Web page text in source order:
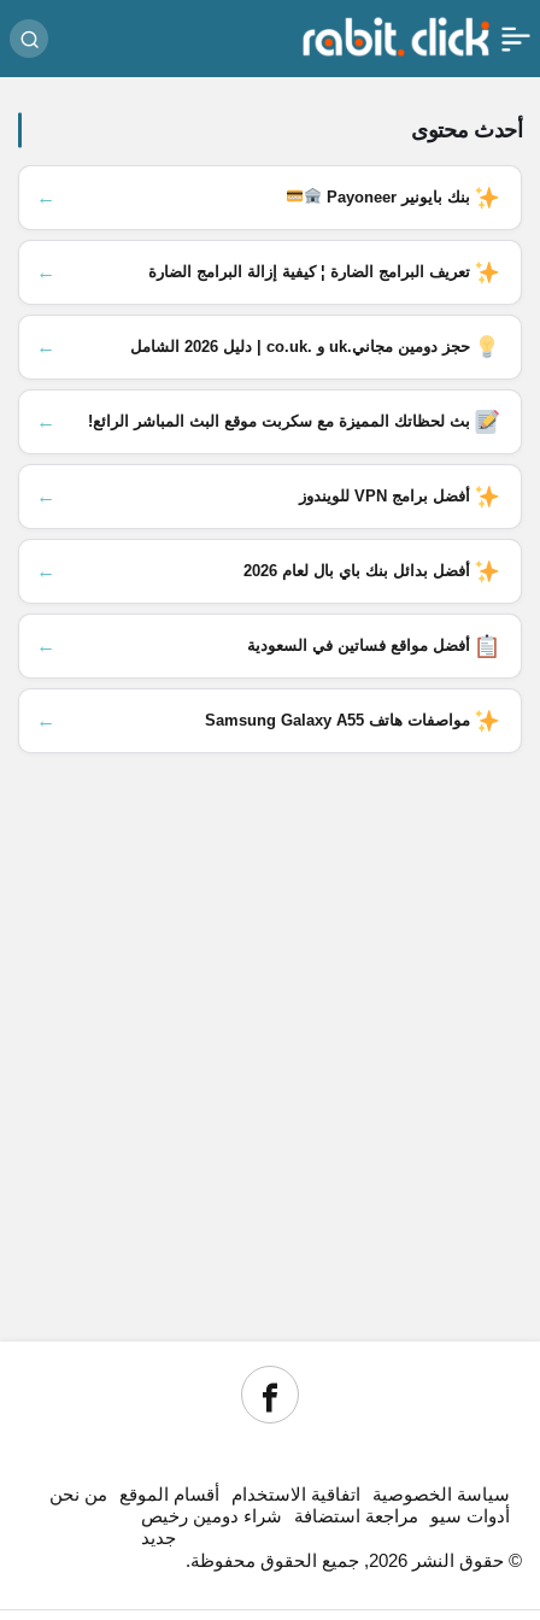
أحدث محتوى
بنك بايونير Payoneer ←
تعريف البرامج الضارة ¦ كيفية إزالة البرامج الضارة ←
حجز دومين مجاني.uk و .co.uk | دليل 2026 الشامل ←
بث لحظاتك المميزة مع سكربت موقع البث المباشر الرائع! ←
أفضل برامج VPN للويندوز ←
أفضل بدائل بنك باي بال لعام 2026 ←
أفضل مواقع فساتين في السعودية ←
مواصفات هاتف Samsung Galaxy A55 ←
سياسة الخصوصية اتفاقية الاستخدام أقسام الموقع
من نحن
أدوات سيو
مراجعة استضافة
شراء دومين رخيص
جديد
© حقوق النشر 2026, جميع الحقوق محفوظة.